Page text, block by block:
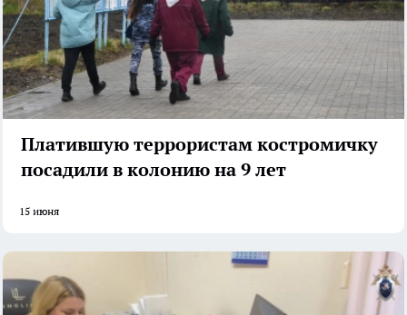
Платившую террористам костромичку
посадили в колонию на 9 лет
15 июня